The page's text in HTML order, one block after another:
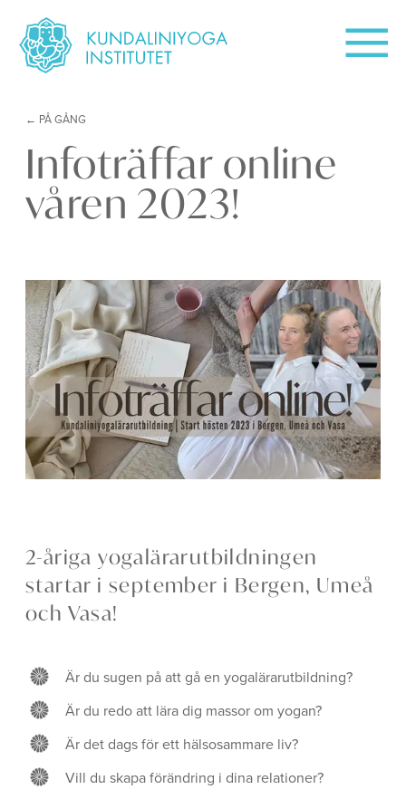
PÅ GÅNG
Infoträffar online
våren 2023!
2-åriga yogalärarutbildningen
startar i september i Bergen, Umeå
och Vasa!
Är du sugen på att gå en yogalärarutbildning?
Är du redo att lära dig massor om yogan?
Är det dags för ett hälsosammare liv?
Vill du skapa förändring i dina relationer?